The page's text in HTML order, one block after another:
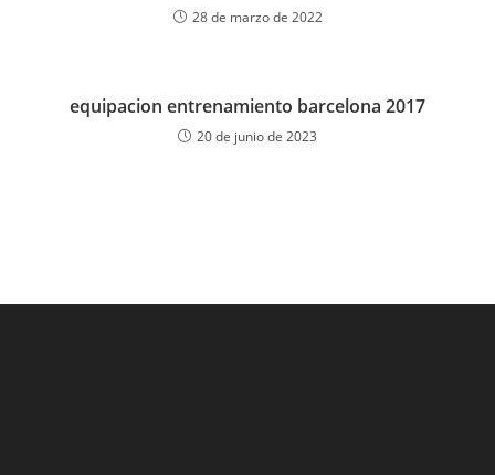
28 de marzo de 2022
equipacion entrenamiento barcelona 2017
20 de junio de 2023